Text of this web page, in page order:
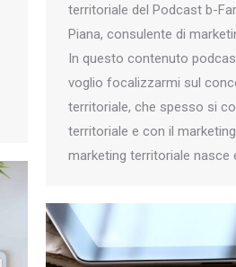
territoriale del Podcast b-
Piana, consulente di
In questo contenuto
voglio focalizzarmi sul
territoriale, che spesso si
territoriale e con il
marketing territoriale nasce